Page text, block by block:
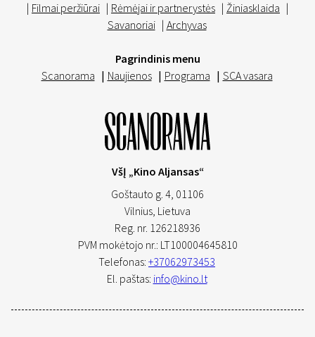
| Filmai peržiūrai | Rėmėjai ir partnerystės | Žiniasklaida |
Savanoriai | Archyvas
Pagrindinis menu
Scanorama | Naujienos | Programa | SCA vasara
VšĮ „Kino Aljansas“
Goštauto g. 4, 01106
Vilnius, Lietuva
Reg. nr. 126218936
PVM mokėtojo nr.: LT100004645810
Telefonas: +37062973453
El. paštas: info@kino.lt